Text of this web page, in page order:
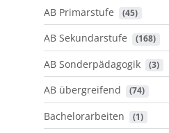
AB Primarstufe (45)
AB Sekundarstufe (168)
AB Sonderpädagogik (3)
AB übergreifend (74)
Bachelorarbeiten (1)